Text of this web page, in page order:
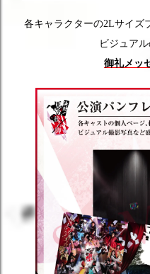
各キャラクターの2Lサイズ
ビジュア
御礼メッ